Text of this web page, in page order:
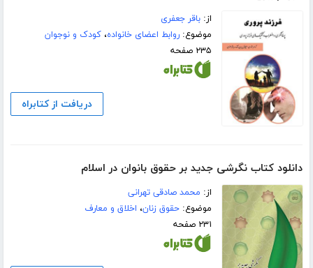
از:باقر جعفری
موضوع:روابط اعضای خانواده،کودک و نوجوان
۲۳۵ صفحه
دریافت از کتابراه
دانلود کتاب نگرشی جدید بر حقوق بانوان در اسلام
از: محمد صادقی تهرانی
موضوع:حقوق زنان، اخلاق و معارف
۲۳۱ صفحه